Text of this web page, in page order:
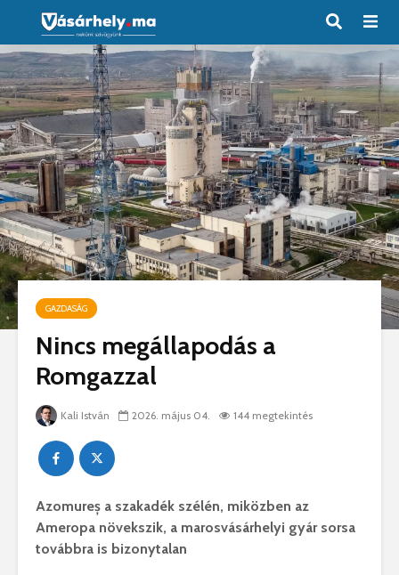
GAZDASÁG
Nincs megállapodás a
Romgazzal
Kali István 2026. május 04. 144 megtekintés
Azomureș a szakadék szélén, miközben az
Ameropa növekszik, a marosvásárhelyi gyár sorsa
továbbra is bizonytalan